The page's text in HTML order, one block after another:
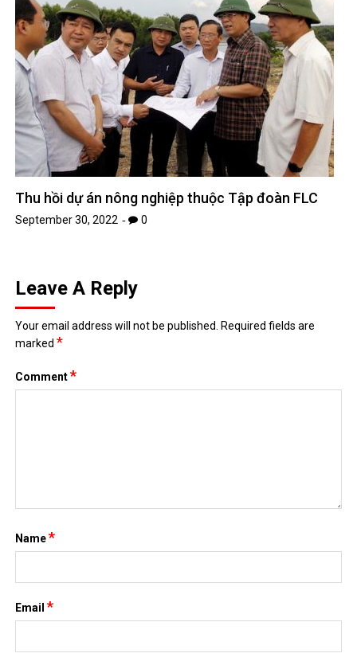
Thu hồi dự án nông nghiệp thuộc Tập đoàn FLC
September 30, 2022 0
Leave A Reply
Your email address will not be published. Required fields are
marked*
Comment*
Name*
Email*